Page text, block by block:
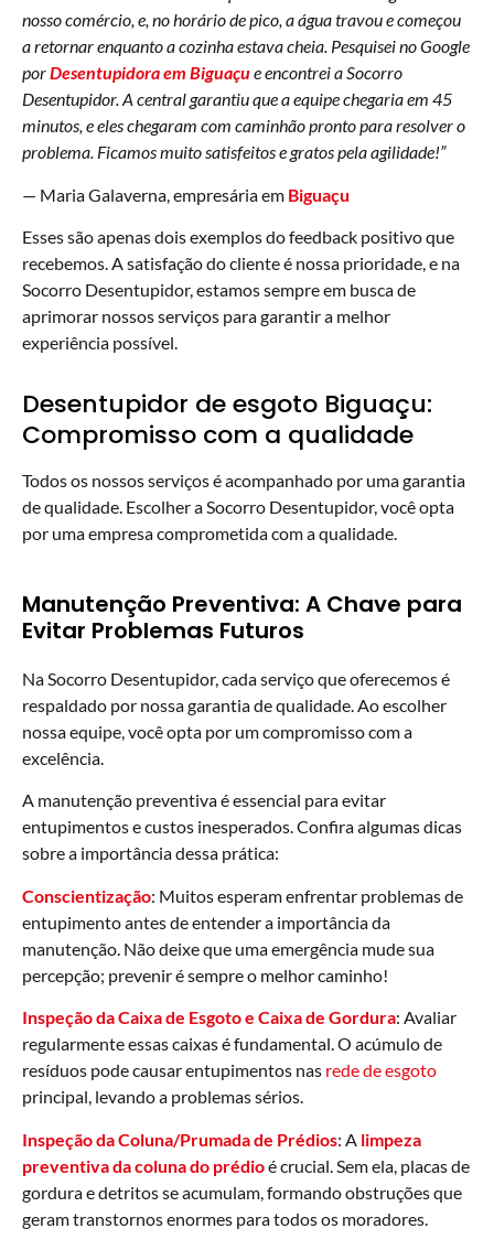
nosso comércio, e, no horário de pico, a água travou e começou
a retornar enquanto a cozinha estava cheia. Pesquisei no Google
porDesentupidora em Biguaçue encontrei a Socorro
Desentupidor. A central garantiu que a equipe chegaria em 45
minutos, e eles chegaram com caminhão pronto para resolver o
problema. Ficamos muito satisfeitos e gratos pela agilidade!”
— Maria Galaverna, empresária em Biguaçu
Esses são apenas dois exemplos do feedback positivo que
recebemos. A satisfação do cliente é nossa prioridade, e na
Socorro Desentupidor, estamos sempre em busca de
aprimorar nossos serviços para garantir a melhor
experiência possível.
Desentupidor de esgoto Biguaçu:
Compromisso com a qualidade
Todos os nossos serviços é acompanhado por uma garantia
de qualidade. Escolher a Socorro Desentupidor, você opta
por uma empresa comprometida com a qualidade.
Manutenção Preventiva: A Chave para
Evitar Problemas Futuros
Na Socorro Desentupidor, cada serviço que oferecemos é
respaldado por nossa garantia de qualidade. Ao escolher
nossa equipe, você opta por um compromisso com a
excelência.
A manutenção preventiva é essencial para evitar
entupimentos e custos inesperados. Confira algumas dicas
sobre a importância dessa prática:
Conscientização: Muitos esperam enfrentar problemas de
entupimento antes de entender a importância da
manutenção. Não deixe que uma emergência mude sua
percepção; prevenir é sempre o melhor caminho!
Inspeção da Caixa de Esgoto e Caixa de Gordura: Avaliar
regularmente essas caixas é fundamental. O acúmulo de
resíduos pode causar entupimentos nas rede de esgoto
principal, levando a problemas sérios.
Inspeção da Coluna/Prumada de Prédios: A limpeza
preventiva da coluna do prédioé crucial. Sem ela, placas de
gordura e detritos se acumulam, formando obstruções que
geram transtornos enormes para todos os moradores.